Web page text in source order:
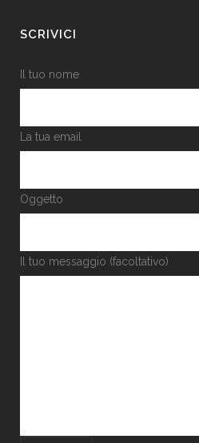
SCRIVICI
Il tuo nome
La tua email
Oggetto
Il tuo messaggio (facoltativo)